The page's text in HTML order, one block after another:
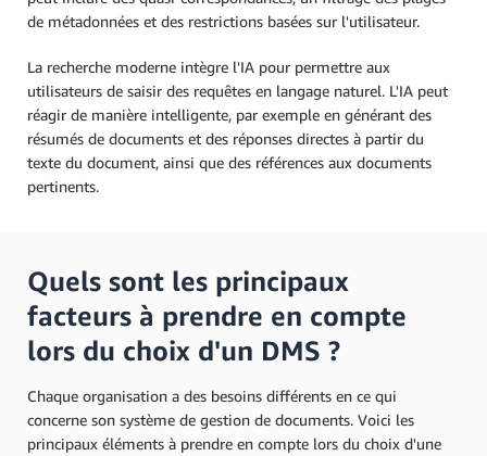
de métadonnées et des restrictions basées sur l'utilisateur.
La recherche moderne intègre l'IA pour permettre aux
utilisateurs de saisir des requêtes en langage naturel. L'IA peut
réagir de manière intelligente, par exemple en générant des
résumés de documents et des réponses directes à partir du
texte du document, ainsi que des références aux documents
pertinents.
Quels sont les principaux
facteurs à prendre en compte
lors du choix d'un DMS ?
Chaque organisation a des besoins différents en ce qui
concerne son système de gestion de documents. Voici les
principaux éléments à prendre en compte lors du choix d'une